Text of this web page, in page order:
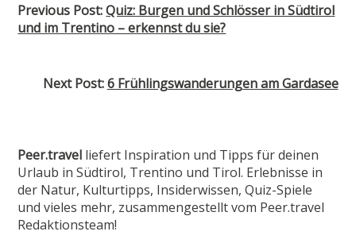
Previous Post:Quiz: Burgen und Schlösser in Südtirol
und im Trentino – erkennst du sie?
Next Post:6 Frühlingswanderungen am Gardasee
Peer.travel liefert Inspiration und Tipps für deinen
Urlaub in Südtirol, Trentino und Tirol. Erlebnisse in
der Natur, Kulturtipps, Insiderwissen, Quiz-Spiele
und vieles mehr, zusammen­gestellt vom Peer.travel
Redaktionsteam!